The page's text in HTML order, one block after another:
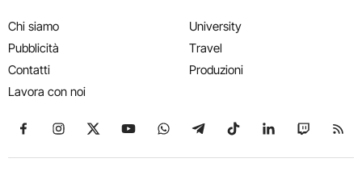
Chi siamo
Pubblicità
Contatti
Lavora con noi
University
Travel
Produzioni
Seguici su Facebook
Seguici su Instagram
Seguici su X
Seguici su YouTube
Seguici su WhatsApp
Seguici su Telegram
Seguici su TikTok
Seguici su
Seguici